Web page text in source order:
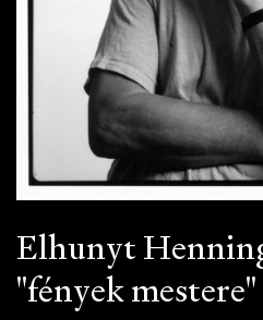
Elhunyt
"fények mestere"